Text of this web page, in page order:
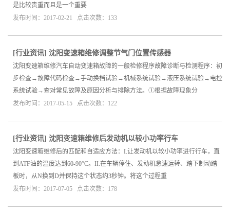
是比较贵重而且是一个重要
发布时间：2017-02-21 点击次数：133
[行业资讯] 沈阳变速箱维修调整节气门位置传感器
沈阳变速箱维修汽车自动变速箱故障的一般检修程序故障诊断与检测程序：初
步检查→故障代码检查→手动换档试验→机械系统试验→液压系统试验→电控
系统试验→查对常见故障及原因分析与排除方法。①根据故障现象分
发布时间：2017-05-15 点击次数：122
[行业资讯] 沈阳变速箱维修后发动机以较小功率行车
沈阳变速箱维修后的匹配和自适应方法：I.让发动机以较小功率进行行车，直
到ATF油的温度达到60-90°C。II.在车辆停住、发动机怠速运转、踏下制动踏
板时，从N换到D并保持这个状态约3秒钟。将这个过程重
发布时间：2017-07-05 点击次数：178